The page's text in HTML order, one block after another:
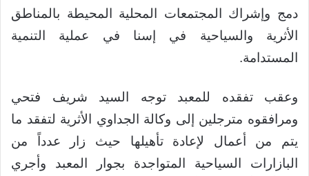
دمج وإشراك المجتمعات المحلية المحيطة بالمناطق
الأثرية والسياحية في إسنا في عملية التنمية
المستدامة.
وعقب تفقده للمعبد توجه السيد شريف فتحي
ومرافقوه مترجلين إلى وكالة الجداوي الأثرية لتفقد ما
يتم من أعمال لإعادة تأهيلها حيث زار عدداً من
البازارات السياحية المتواجدة بجوار المعبد وأجري